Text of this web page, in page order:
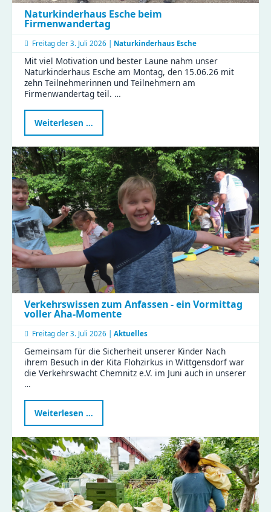
Naturkinderhaus Esche beim
Firmenwandertag
Freitag der 3. Juli 2026 | Naturkinderhaus Esche
Mit viel Motivation und bester Laune nahm unser
Naturkinderhaus Esche am Montag, den 15.06.26 mit
zehn Teilnehmerinnen und Teilnehmern am
Firmenwandertag teil. …
Weiterlesen …
Esche
Firmenwandertag
Verkehrswissen zum Anfassen - ein Vormittag
voller Aha-Momente
Freitag der 3. Juli 2026 | Aktuelles
Gemeinsam für die Sicherheit unserer Kinder Nach
ihrem Besuch in der Kita Flohzirkus in Wittgensdorf war
die Verkehrswacht Chemnitz e.V. im Juni auch in unserer
…
Weiterlesen …
zum
Anfassen
-
ein
Vormittag
voller
Aha-
Momente